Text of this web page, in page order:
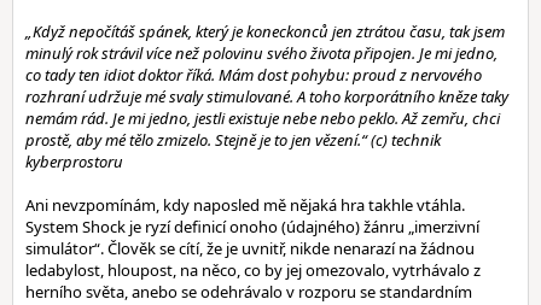
„Když nepočítáš spánek, který je koneckonců jen ztrátou času, tak jsem
minulý rok strávil více než polovinu svého života připojen. Je mi jedno,
co tady ten idiot doktor říká. Mám dost pohybu: proud z nervového
rozhraní udržuje mé svaly stimulované. A toho korporátního kněze taky
nemám rád. Je mi jedno, jestli existuje nebe nebo peklo. Až zemřu, chci
prostě, aby mé tělo zmizelo. Stejně je to jen vězení.“ (c) technik
kyberprostoru
Ani nevzpomínám, kdy naposled mě nějaká hra takhle vtáhla.
System Shock je ryzí definicí onoho (údajného) žánru „imerzivní
simulátor“. Člověk se cítí, že je uvnitř, nikde nenarazí na žádnou
ledabylost, hloupost, na něco, co by jej omezovalo, vytrhávalo z
herního světa, anebo se odehrávalo v rozporu se standardním